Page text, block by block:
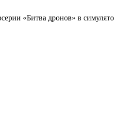
«Битва дронов» в